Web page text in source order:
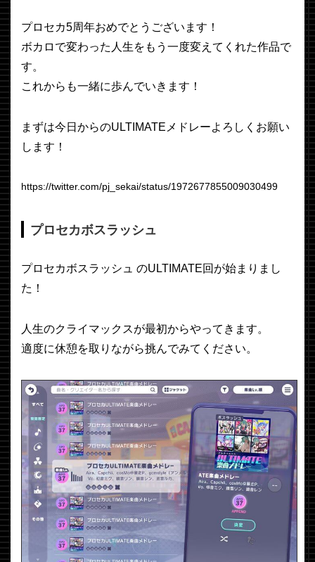
プロセカ5周年おめでとうございます！
ボカロで変わった人生をもう一度変えてくれた作品で
す。
これからも一緒に歩んでいきます！
まずは今日からのULTIMATEメドレーよろしくお願い
します！
https://twitter.com/pj_sekai/status/1972677855009030499
プロセカボスラッシュ
プロセカボスラッシュ のULTIMATE回が始まりまし
た！
人生のクライマックスが最初からやってきます。
適度に休憩を取りながら挑んでみてください。